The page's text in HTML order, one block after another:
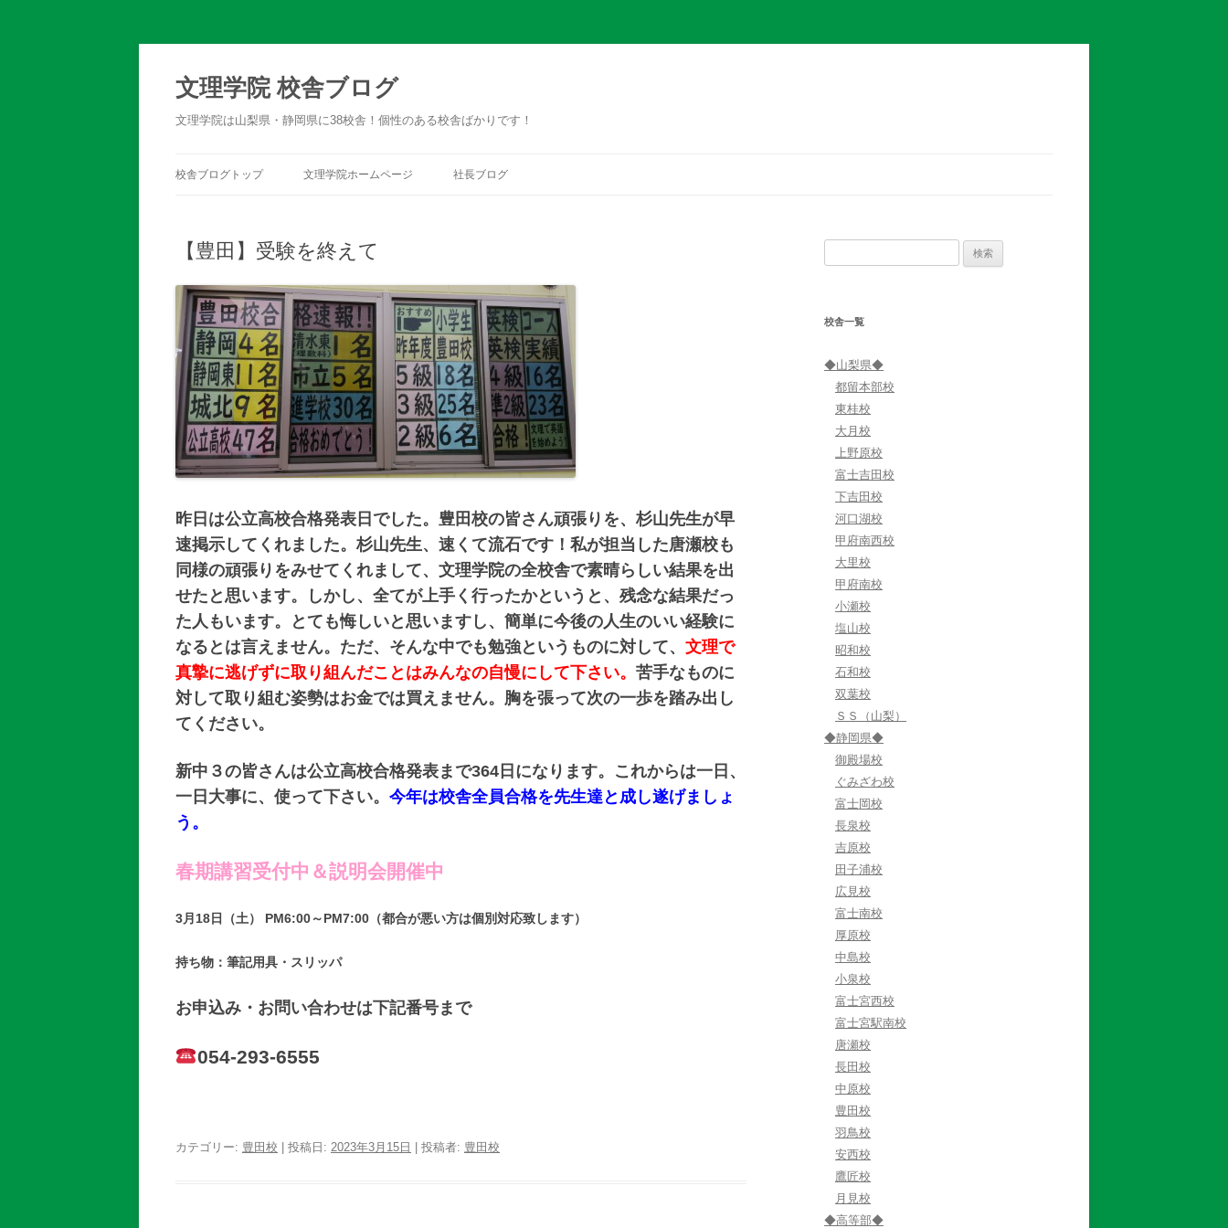
文理学院 校舎ブログ
文理学院は山梨県・静岡県に38校舎！個性のある校舎ばかりです！
校舎ブログトップ 文理学院ホームページ 社長ブログ
【豊田】受験を終えて
昨日は公立高校合格発表日でした。豊田校の皆さん頑張りを、杉山先生が早
速掲示してくれました。杉山先生、速くて流石です！私が担当した唐瀬校も
同様の頑張りをみせてくれまして、文理学院の全校舎で素晴らしい結果を出
せたと思います。しかし、全てが上手く行ったかというと、残念な結果だっ
た人もいます。とても悔しいと思いますし、簡単に今後の人生のいい経験に
なるとは言えません。ただ、そんな中でも勉強というものに対して、 文理で
真摯に逃げずに取り組んだことはみんなの自慢にして下さい。 苦手なものに
対して取り組む姿勢はお金では買えません。胸を張って次の一歩を踏み出し
てください。
新中３の皆さんは公立高校合格発表まで364日になります。これからは一日、
一日大事に、使って下さい。 今年は校舎全員合格を先生達と成し遂げましょ
う。
春期講習受付中＆説明会開催中
3月18日（土） PM6:00～PM7:00（都合が悪い方は個別対応致します）
持ち物：筆記用具・スリッパ
お申込み・お問い合わせは下記番号まで
054-293-6555
カテゴリー: 豊田校 | 投稿日: 2023年3月15日 | 投稿者: 豊田校
校舎一覧
◆山梨県◆
都留本部校
東桂校
大月校
上野原校
富士吉田校
下吉田校
河口湖校
甲府南西校
大里校
甲府南校
小瀬校
塩山校
昭和校
石和校
双葉校
ＳＳ（山梨）
◆静岡県◆
御殿場校
ぐみざわ校
富士岡校
長泉校
吉原校
田子浦校
広見校
富士南校
厚原校
中島校
小泉校
富士宮西校
富士宮駅南校
唐瀬校
長田校
中原校
豊田校
羽鳥校
安西校
鷹匠校
月見校
◆高等部◆